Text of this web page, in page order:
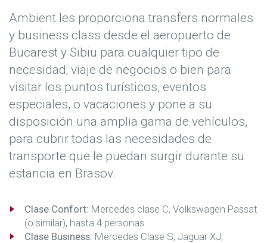
Ambient les proporciona transfers normales
y business class desde el aeropuerto de
Bucarest y Sibiu para cualquier tipo de
necesidad; viaje de negocios o bien para
visitar los puntos turísticos, eventos
especiales, o vacaciones y pone a su
disposición una amplia gama de vehículos,
para cubrir todas las necesidades de
transporte que le puedan surgir durante su
estancia en Brasov.
Clase Confort: Mercedes clase C, Volkswagen Passat
(o similar), hasta 4 personas
Clase Business: Mercedes Clase S, Jaguar XJ,